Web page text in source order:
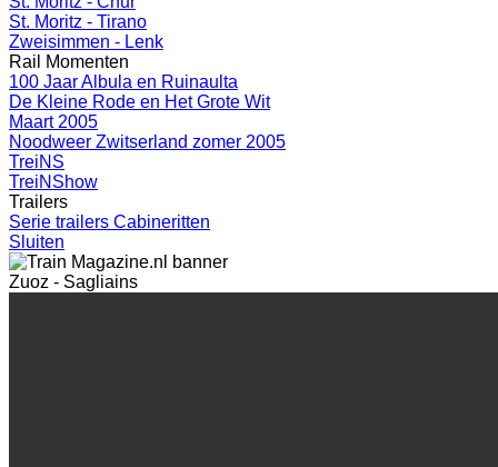
St. Moritz - Tirano
Zweisimmen - Lenk
Rail Momenten
100 Jaar Albula en Ruinaulta
De Kleine Rode en Het Grote Wit
Maart 2005
Noodweer Zwitserland zomer 2005
TreiNS
TreiNShow
Trailers
Serie trailers Cabineritten
Sluiten
Zuoz - Sagliains